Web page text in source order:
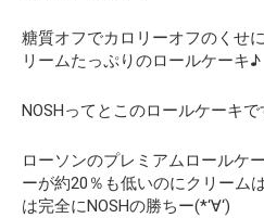
糖質オフでカロリーオフのくせ
リームたっぷりのロールケーキ♪
NOSHってとこのロールケーキ
ローソンのプレミアムロールケ
ーが約20％も低いのにクリーム
は完全にNOSHの勝ちー(*‘∀‘)